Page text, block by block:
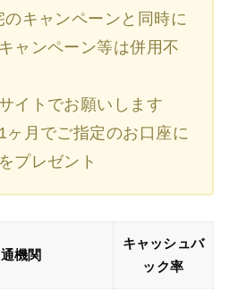
キャンペーンと同時に
ャンペーン等は併用不
イトでお願いします
月でご指定のお口座に
プレゼント
機関
キャッシュバ
ック率